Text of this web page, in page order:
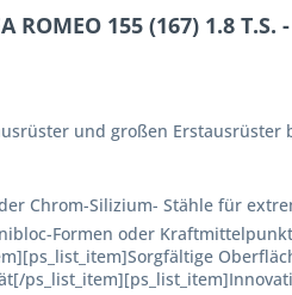
155 (167) 1.8 T.S. -
und großen Erstausrüster
Chrom-Silizium- Stähle für
Formen oder